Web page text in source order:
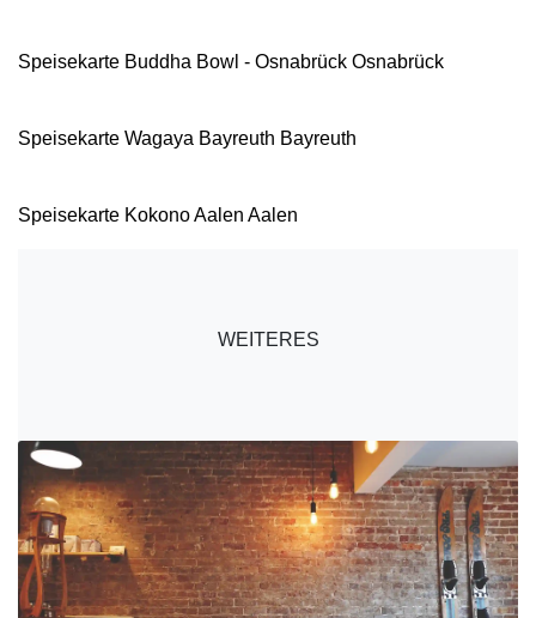
Speisekarte Buddha Bowl - Osnabrück Osnabrück
Speisekarte Wagaya Bayreuth Bayreuth
Speisekarte Kokono Aalen Aalen
WEITERES